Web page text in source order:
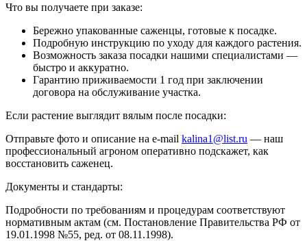
Что вы получаете при заказе:
Бережно упакованные саженцы, готовые к посадке.
Подробную инструкцию по уходу для каждого растения.
Возможность заказа посадки нашими специалистами —
быстро и аккуратно.
Гарантию приживаемости 1 год при заключении
договора на обслуживание участка.
Если растение выглядит вялым после посадки:
Отправьте фото и описание на e-mail kalina1@list.ru — наш
профессиональный агроном оперативно подскажет, как
восстановить саженец.
Документы и стандарты:
Подробности по требованиям и процедурам соответствуют
нормативным актам (см. Постановление Правительства РФ от
19.01.1998 №55, ред. от 08.11.1998).